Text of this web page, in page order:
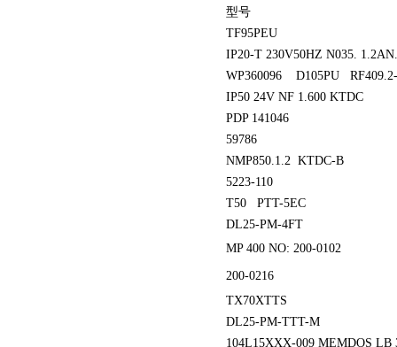
型号
TF95PEU
IP20-T 230V50HZ N035.
WP360096 D105PU
IP50 24V NF 1.600 KTDC
PDP 141046
59786
NMP850.1.2 KTDC-B
5223-110
T50 PTT-5EC
DL25-PM-4FT
MP 400 NO: 200-0102
200-0216
TX70XTTS
DL25-PM-TTT-M
104L15XXX-009 MEMDOS LB